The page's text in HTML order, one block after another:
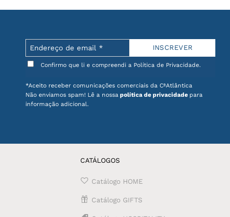
Confirmo que li e compreendi a Política de Privacidade.
*Aceito receber comunicações comerciais da CªAtlântica
Não enviamos spam! Lê a nossa política de privacidade para
informação adicional.
CATÁLOGOS
Catálogo HOME
Catálogo GIFTS